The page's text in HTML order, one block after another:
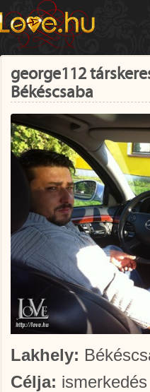
george112
Békéscsaba
Lakhely:
Célja: ismerkedés